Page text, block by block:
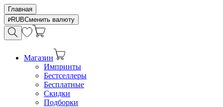
Главная
RUBСменить валюту
Магазин
Импринты
Бестселлеры
Бесплатные
Скидки
Подборки